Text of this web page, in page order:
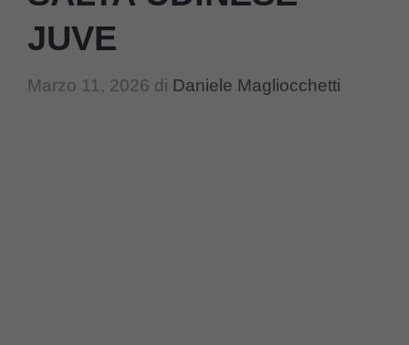
JUVE
Marzo 11, 2026 di Daniele Magliocchetti